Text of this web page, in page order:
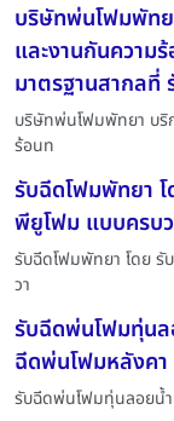
บริษัทพ่นโฟมพัทย
และงานกันความ
มาตรฐานสากล
บริษัทพ่นโฟมพัทยา บริ
ร้อนท
รับฉีดโฟมพัทยา
พียูโฟม แบบครบ
รับฉีดโฟมพัทยา โดย
วา
รับฉีดพ่นโฟมทุ่นล
ฉีดพ่นโฟมหลังค
รับฉีดพ่นโฟมทุ่นลอยน้